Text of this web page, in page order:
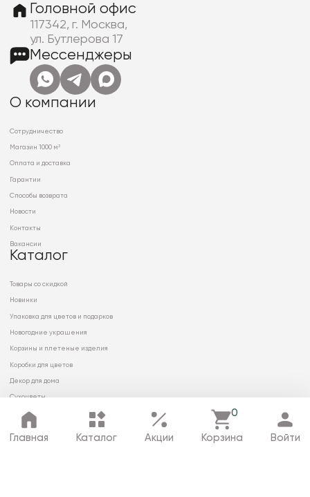
Главная Каталог Акции
0
Корзина Войти
Головной офис
117342, г. Москва,
ул. Бутлерова 17
Мессенджеры
О компании
Сотрудничество
Магазин 1000 м²
Оплата и доставка
Гарантии
Способы возврата
Новости
Контакты
Вакансии
Каталог
Товары со скидкой
Новинки
Упаковка для цветов и подарков
Новогодние украшения
Корзины и плетеные изделия
Коробки для цветов
Декор для дома
Сухоцветы
© 2026 ООО «МИРРЭЙ»